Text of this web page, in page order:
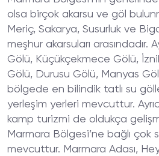
olsa birçok akarsu ve göl
Meriç, Sakarya, Susurluk ve
meşhur akarsuları arasındadır.
Gölü, Küçükçekmece Gölü,
Gölü, Durusu Gölü, Manyas
bölgede en bilindik tatlı su
yerleşim yerleri mevcuttur.
kamp turizmi de oldukça
Marmara Bölgesi’ne bağlı çok
mevcuttur. Marmara Adası,